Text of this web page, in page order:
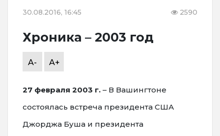
30.08.2016, 16:45 2590
Хроника – 2003 год
A- A+
27 февраля 2003 г. – В Вашингтоне
состоялась встреча президента США
Джорджа Буша и президента